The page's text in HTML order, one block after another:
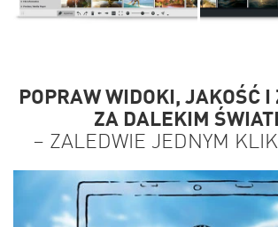
POPRAW WIDOKI, JAKOŚĆ I
ZA DALEKIM
– ZALEDWIE JEDNYM